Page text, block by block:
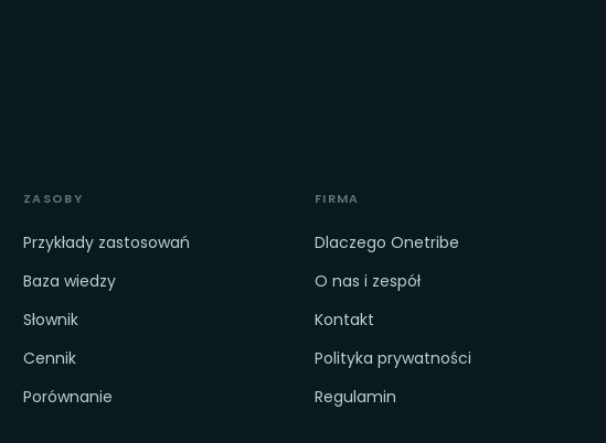
ZASOBY
Przykłady zastosowań
Baza wiedzy
Słownik
Cennik
Porównanie
FIRMA
Dlaczego Onetribe
O nas i zespół
Kontakt
Polityka prywatności
Regulamin